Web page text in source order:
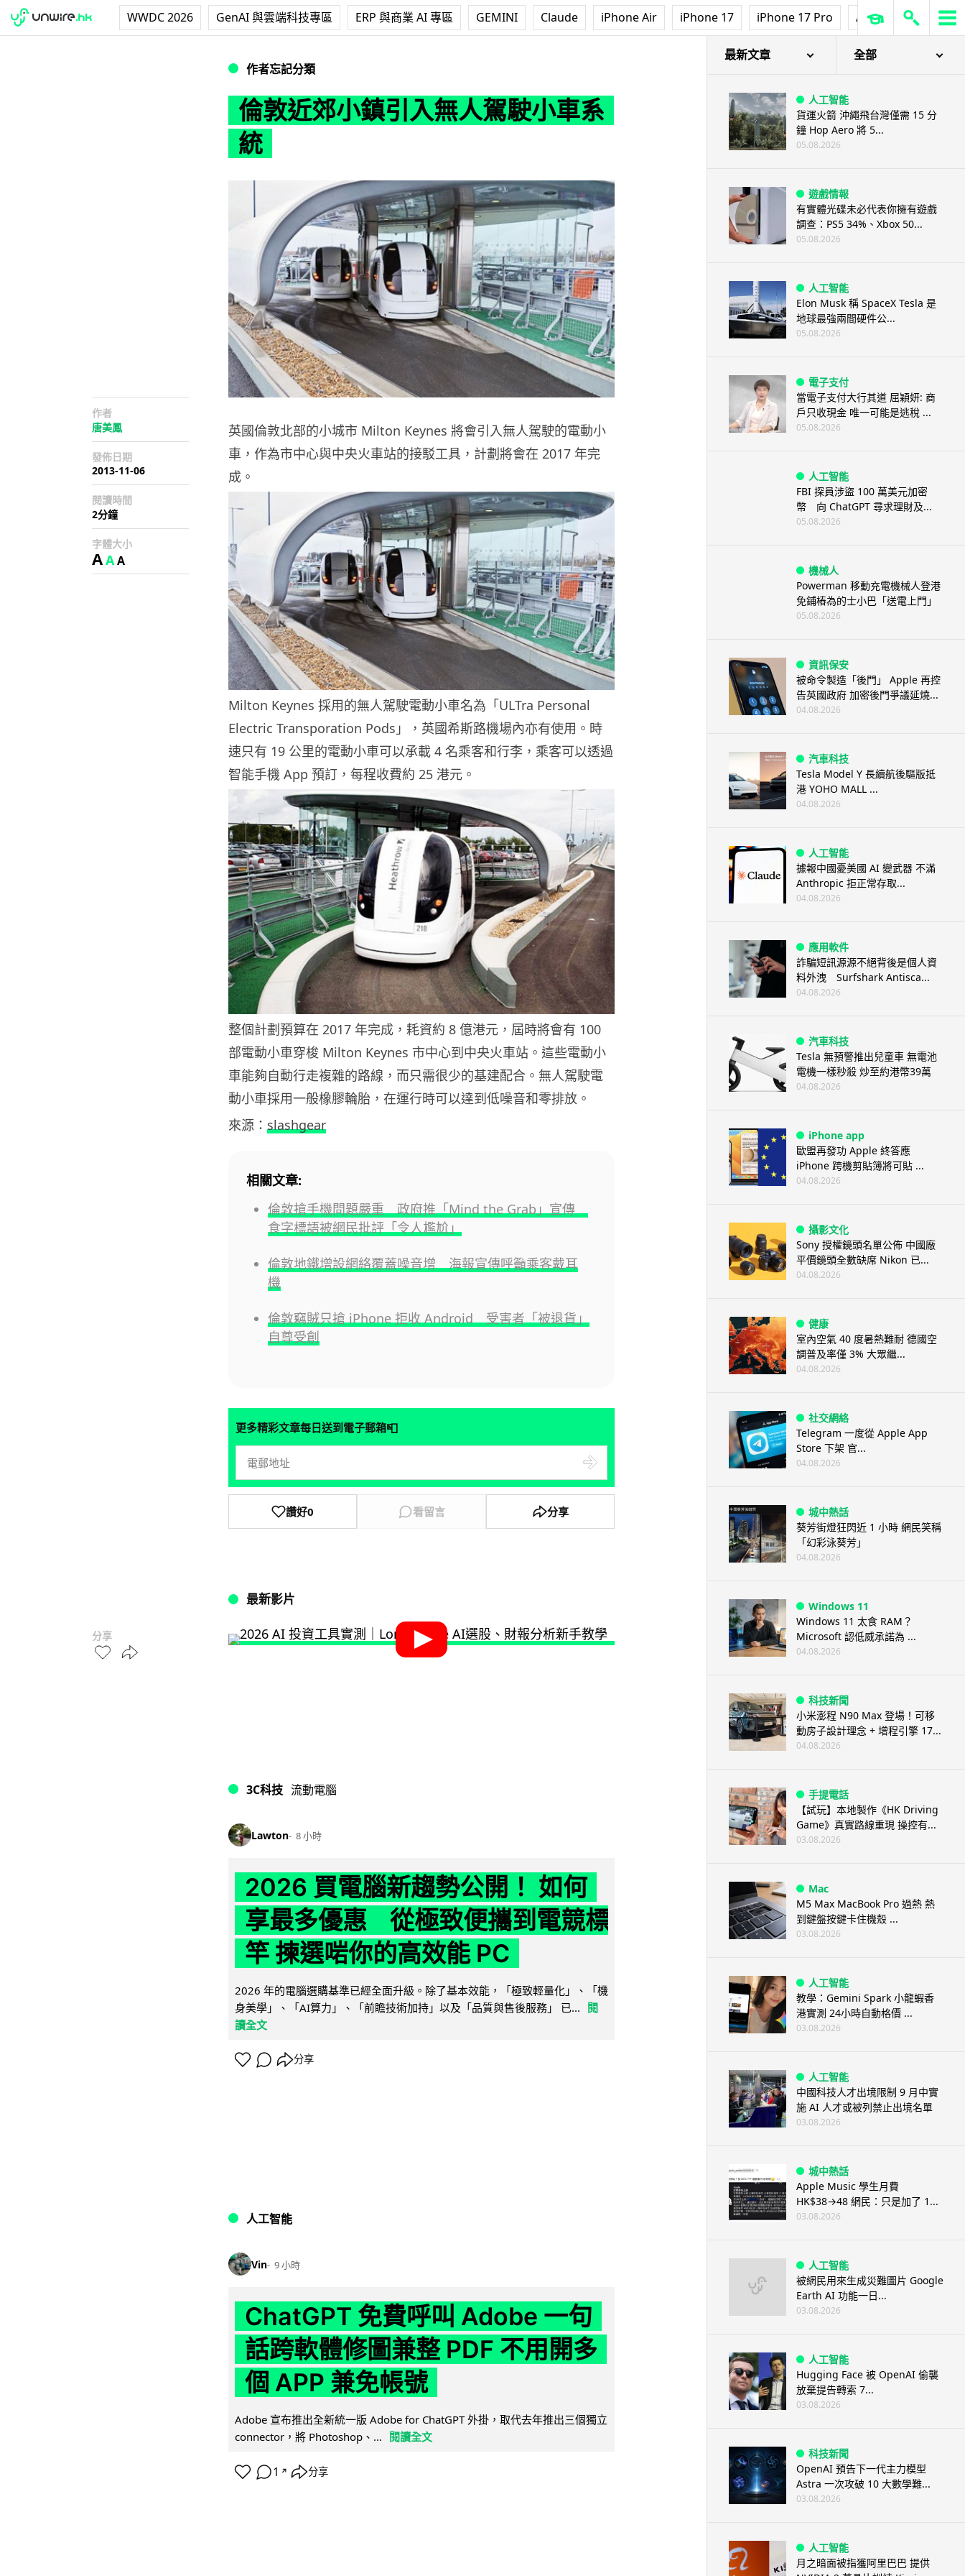
WWDC 2026 GenAI 與雲端科技專區 ERP 與商業 AI 專區 GEMINI Claude iPhone Air iPhone 17 iPhone 17 Pro AirPods Pro 3
作者忘記分類
倫敦近郊小鎮引入無人駕駛小車系
統
作者
唐美鳳
發佈日期
2013-11-06
閱讀時間
2分鐘
字體大小
AAA
分享
英國倫敦北部的小城市 Milton Keynes 將會引入無人駕駛的電動小
車，作為市中心與中央火車站的接駁工具，計劃將會在 2017 年完
成。
Milton Keynes 採用的無人駕駛電動小車名為「ULTra Personal
Electric Transporation Pods」，英國希斯路機場內亦有使用。時
速只有 19 公里的電動小車可以承載 4 名乘客和行李，乘客可以透過
智能手機 App 預訂，每程收費約 25 港元。
整個計劃預算在 2017 年完成，耗資約 8 億港元，屆時將會有 100
部電動小車穿梭 Milton Keynes 市中心到中央火車站。這些電動小
車能夠自動行走複雜的路線，而只需很少的基建配合。無人駕駛電
動小車採用一般橡膠輪胎，在運行時可以達到低噪音和零排放。
來源： slashgear
相關文章:
倫敦搶手機問題嚴重 政府推「Mind the Grab」宣傳
食字標語被網民批評「令人尷尬」
倫敦地鐵增設網絡覆蓋噪音增 海報宣傳呼籲乘客戴耳
機
倫敦竊賊只搶 iPhone 拒收 Android 受害者「被退貨」
自尊受創
更多精彩文章每日送到電子郵箱📮
讚好0 看留言 分享
最新影片
3C科技 流動電腦
Lawton 8 小時
2026 買電腦新趨勢公開！ 如何
享最多優惠 從極致便攜到電競標
竿 揀選啱你的高效能 PC
2026 年的電腦選購基準已經全面升級。除了基本效能，「極致輕量化」、「機
身美學」、「AI算力」、「前瞻技術加持」以及「品質與售後服務」 已...
閱
讀全文
分享
人工智能
Vin 9 小時
ChatGPT 免費呼叫 Adobe 一句
話跨軟體修圖兼整 PDF 不用開多
個 APP 兼免帳號
Adobe 宣布推出全新統一版 Adobe for ChatGPT 外掛，取代去年推出三個獨立
connector，將 Photoshop、...
閱讀全文
1 ↗ 分享
最新文章 全部
人工智能
貨運火箭 沖繩飛台灣僅需 15 分
鐘 Hop Aero 將 5...
05.08.2026
遊戲情報
有實體光碟未必代表你擁有遊戲
調查：PS5 34%、Xbox 50...
05.08.2026
人工智能
Elon Musk 稱 SpaceX Tesla 是
地球最強兩間硬件公...
05.08.2026
電子支付
當電子支付大行其道 屈穎妍: 商
戶只收現金 唯一可能是逃稅 ...
05.08.2026
人工智能
FBI 探員涉盜 100 萬美元加密
幣 向 ChatGPT 尋求理財及...
05.08.2026
機械人
Powerman 移動充電機械人登港
免鋪樁為的士小巴「送電上門」
05.08.2026
資訊保安
被命令製造「後門」 Apple 再控
告英國政府 加密後門爭議延燒...
04.08.2026
汽車科技
Tesla Model Y 長續航後驅版抵
港 YOHO MALL ...
04.08.2026
人工智能
據報中國憂美國 AI 變武器 不滿
Anthropic 拒正常存取...
04.08.2026
應用軟件
詐騙短訊源源不絕背後是個人資
料外洩 Surfshark Antisca...
04.08.2026
汽車科技
Tesla 無預警推出兒童車 無電池
電機一樣秒殺 炒至約港幣39萬
04.08.2026
iPhone app
歐盟再發功 Apple 終答應
iPhone 跨機剪貼簿將可貼 ...
04.08.2026
攝影文化
Sony 授權鏡頭名單公佈 中國廠
平價鏡頭全數缺席 Nikon 已...
04.08.2026
健康
室內空氣 40 度暑熱難耐 德國空
調普及率僅 3% 大眾繼...
04.08.2026
社交網絡
Telegram 一度從 Apple App
Store 下架 官...
04.08.2026
城中熱話
葵芳街燈狂閃近 1 小時 網民笑稱
「幻彩泳葵芳」
04.08.2026
Windows 11
Windows 11 太食 RAM？
Microsoft 認低威承諾為 ...
04.08.2026
科技新聞
小米澎程 N90 Max 登場！可移
動房子設計理念 + 增程引擎 17...
04.08.2026
手提電話
【試玩】本地製作《HK Driving
Game》真實路線重現 操控有...
03.08.2026
Mac
M5 Max MacBook Pro 過熱 熱
到鍵盤按鍵卡住機殼 ...
03.08.2026
人工智能
教學：Gemini Spark 小龍蝦香
港實測 24小時自動格價 ...
03.08.2026
人工智能
中國科技人才出境限制 9 月中實
施 AI 人才或被列禁止出境名單
03.08.2026
城中熱話
Apple Music 學生月費
HK$38→48 網民：只是加了 1...
03.08.2026
人工智能
被網民用來生成災難圖片 Google
Earth AI 功能一日...
03.08.2026
人工智能
Hugging Face 被 OpenAI 偷襲
放棄提告轉索 7...
03.08.2026
科技新聞
OpenAI 預告下一代主力模型
Astra 一次攻破 10 大數學難...
03.08.2026
人工智能
月之暗面被指獲阿里巴巴 提供